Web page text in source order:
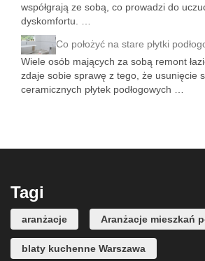
współgrają ze sobą, co prowadzi do
dyskomfortu. …
Co położyć na stare płytki
Wiele osób mających za sobą remont
zdaje sobie sprawę z tego, że usunięcie
ceramicznych płytek podłogowych …
Tagi
aranżacje Aranżacje mieszkań
blaty kuchenne Warszawa